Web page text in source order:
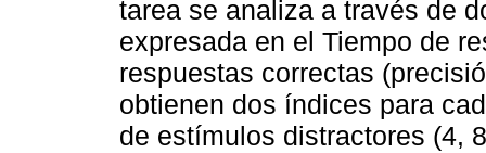
tarea se analiza a través de
expresada en el Tiempo de
respuestas correctas
obtienen dos índices para
de estímulos distractores (4,